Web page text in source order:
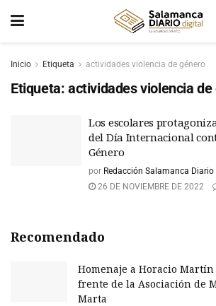
Inicio Etiqueta actividades violencia de género
Etiqueta: actividades violencia de
Los escolares
del Día Internacional
Género
por Redacción Salamanca Diario
26 DE NOVIEMBRE DE 2022
Recomendado
Homenaje a Horacio
frente de la Asociación de
Marta